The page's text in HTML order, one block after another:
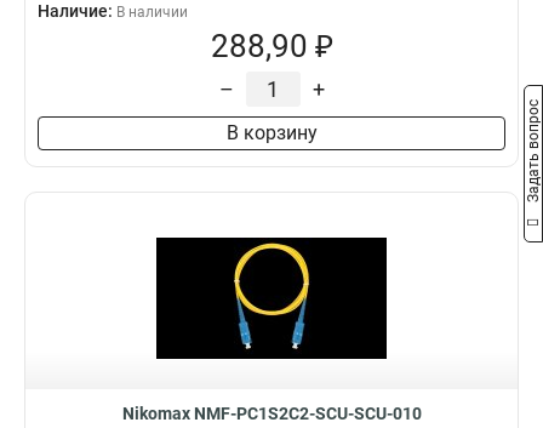
Наличие: В наличии
288,90 ₽
– +
В корзину
Nikomax NMF-PC1S2C2-SCU-SCU-010
Задать вопрос